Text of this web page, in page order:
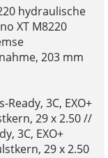
hydraulische
XT M8220
203 mm
3C, EXO+
29 x 2.50 //
3C, EXO+
29 x 2.50